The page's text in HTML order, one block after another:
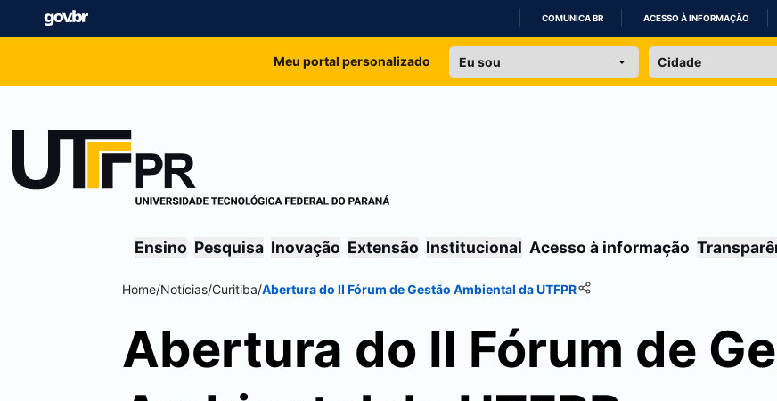
IR
COMUNICA BR ACESSO À INFORMAÇÃO
Meu portal personalizado
Ensino Pesquisa Inovação Extensão Institucional Acesso à informação
Home/Notícias/Curitiba/Abertura do II Fórum de Gestão Ambiental da UTFPR
Abertura do II Fórum de